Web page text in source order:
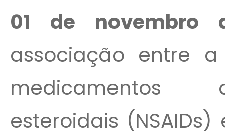
01 de novembro
associação entre
medicamentos
esteroidais